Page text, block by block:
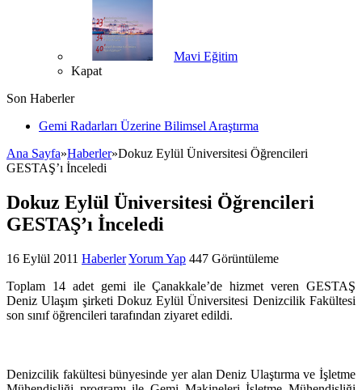
Mavi Eğitim
Kapat
Son Haberler
Gemi Radarları Üzerine Bilimsel Araştırma
Ana Sayfa»Haberler»Dokuz Eylül Üniversitesi Öğrencileri
GESTAŞ’ı İnceledi
Dokuz Eylül Üniversitesi Öğrencileri
GESTAŞ’ı İnceledi
16 Eylül 2011 HaberlerYorum Yap 447 Görüntüleme
Toplam 14 adet gemi ile Çanakkale’de hizmet veren GESTAŞ
Deniz Ulaşım şirketi Dokuz Eylül Üniversitesi Denizcilik Fakültesi
son sınıf öğrencileri tarafından ziyaret edildi.
Denizcilik fakültesi bünyesinde yer alan Deniz Ulaştırma ve İşletme